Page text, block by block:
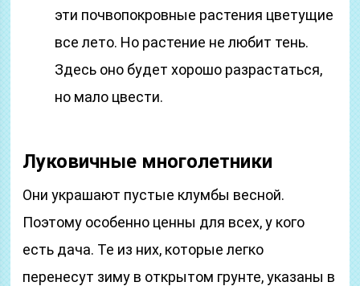
эти почвопокровные растения цветущие
все лето. Но растение не любит тень.
Здесь оно будет хорошо разрастаться,
но мало цвести.
Луковичные многолетники
Они украшают пустые клумбы весной.
Поэтому особенно ценны для всех, у кого
есть дача. Те из них, которые легко
перенесут зиму в открытом грунте, указаны в